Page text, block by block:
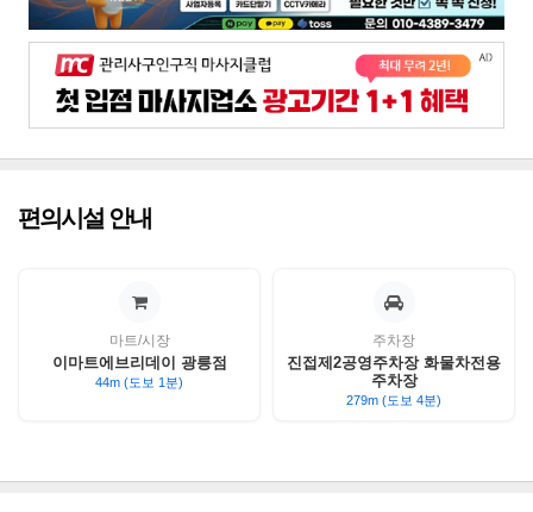
편의시설 안내
마트/시장
이마트에브리데이 광릉점
44m (도보 1분)
주차장
진접제2공영주차장 화물차전용
주차장
279m (도보 4분)